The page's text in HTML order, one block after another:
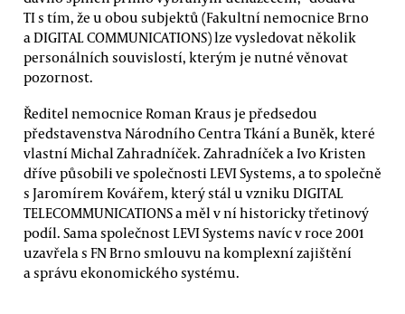
TI s tím, že u obou subjektů (Fakultní nemocnice Brno
a DIGITAL COMMUNICATIONS) lze vysledovat několik
personálních souvislostí, kterým je nutné věnovat
pozornost.
Ředitel nemocnice Roman Kraus je předsedou
představenstva Národního Centra Tkání a Buněk, které
vlastní Michal Zahradníček. Zahradníček a Ivo Kristen
dříve působili ve společnosti LEVI Systems, a to společně
s Jaromírem Kovářem, který stál u vzniku DIGITAL
TELECOMMUNICATIONS a měl v ní historicky třetinový
podíl. Sama společnost LEVI Systems navíc v roce 2001
uzavřela s FN Brno smlouvu na komplexní zajištění
a správu ekonomického systému.